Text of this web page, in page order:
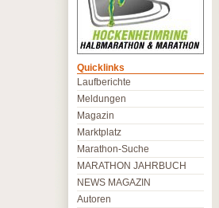
Quicklinks
Laufberichte
Meldungen
Magazin
Marktplatz
Marathon-Suche
MARATHON JAHRBUCH
NEWS MAGAZIN
Autoren